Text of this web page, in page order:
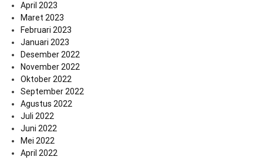
April 2023
Maret 2023
Februari 2023
Januari 2023
Desember 2022
November 2022
Oktober 2022
September 2022
Agustus 2022
Juli 2022
Juni 2022
Mei 2022
April 2022